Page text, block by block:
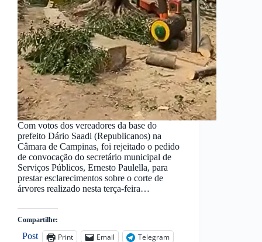
Com votos dos vereadores da base do
prefeito Dário Saadi (Republicanos) na
Câmara de Campinas, foi rejeitado o pedido
de convocação do secretário municipal de
Serviços Públicos, Ernesto Paulella, para
prestar esclarecimentos sobre o corte de
árvores realizado nesta terça-feira…
Compartilhe:
Post Print Email Telegram